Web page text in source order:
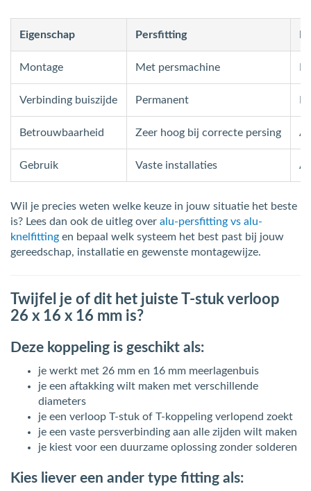
Eigenschap Persfitting
Montage Met persmachine
Verbinding buiszijde Permanent
Betrouwbaarheid Zeer hoog bij correcte persing
Gebruik Vaste installaties
Wil je precies weten welke keuze in jouw situatie het beste
is? Lees dan ook de uitleg over alu-persfitting vs alu-
knelfitting en bepaal welk systeem het best past bij jouw
gereedschap, installatie en gewenste montagewijze.
Twijfel je of dit het juiste T-stuk verloop
26 x 16 x 16 mm is?
Deze koppeling is geschikt als:
je werkt met 26 mm en 16 mm meerlagenbuis
je een aftakking wilt maken met verschillende
diameters
je een verloop T-stuk of T-koppeling verlopend zoekt
je een vaste persverbinding aan alle zijden wilt maken
je kiest voor een duurzame oplossing zonder solderen
Kies liever een ander type fitting als: